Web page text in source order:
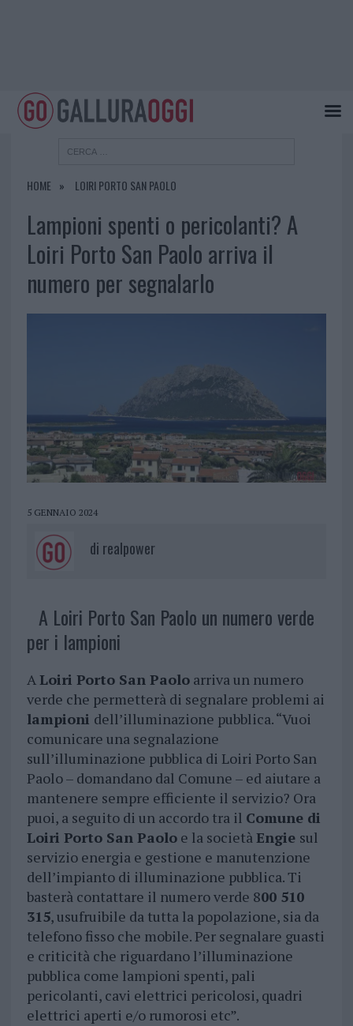
HOME LOIRI PORTO SAN PAOLO
Lampioni spenti o pericolanti? A
Loiri Porto San Paolo arriva il
numero per segnalarlo
5 GENNAIO 2024
di realpower
A Loiri Porto San Paolo un numero verde
per i lampioni
ALoiri Porto San Paoloarriva un numero
verde che permetterà di segnalare problemi ai
lampioni dell’illuminazione pubblica. “Vuoi
comunicare una segnalazione
sull’illuminazione pubblica di Loiri Porto San
Paolo – domandano dal Comune – ed aiutare a
mantenere sempre efficiente il servizio? Ora
puoi, a seguito di un accordo tra il Comune di
Loiri Porto San Paoloe la societàEngie sul
servizio energia e gestione e manutenzione
dell’impianto di illuminazione pubblica. Ti
basterà contattare il numero verde 800 510
315, usufruibile da tutta la popolazione, sia da
telefono fisso che mobile. Per segnalare guasti
e criticità che riguardano l’illuminazione
pubblica come lampioni spenti, pali
pericolanti, cavi elettrici pericolosi, quadri
elettrici aperti e/o rumorosi etc”.